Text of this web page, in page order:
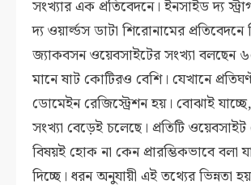
সংখ্যার এক প্রতিবেদনে। ইনসাইড দ্য
দ্য ওয়ার্ল্ডস ডাটা শিরোনামের
জ্যাকবসন ওয়েবসাইটের সংখ্যা বলছেন
মানে ষাট কোটিরও বেশি। যেখানে
ডোমেইন রেজিস্ট্রেশন হয়। বোঝাই
সংখ্যা বেড়েই চলেছে। প্রতিটি
বিষয়ই হোক না কেন প্রারম্ভিকভাবে বলা
দিচ্ছে। ধরন অনুযায়ী এই তথ্যের ভিন্নতা